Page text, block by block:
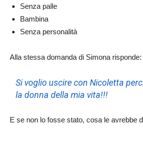
Senza palle
Bambina
Senza personalità
Alla stessa domanda di Simona risponde:
Si voglio uscire con Nicoletta
la donna della mia vita!!!
E se non lo fosse stato, cosa le avrebbe